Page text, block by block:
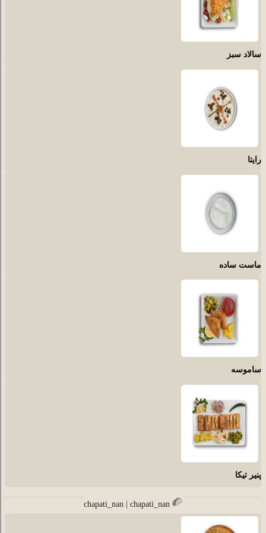
سالاد سبز
رایتا
ماست ساده
ساموسه
پنیر تیکا
chapati_nan | chapati_nan